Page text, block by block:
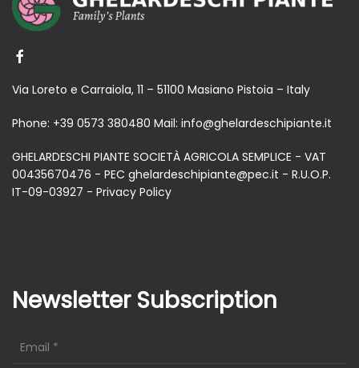
Via Loreto e Carraiola, 11 – 51100 Masiano Pistoia – Italy
Phone: +39 0573 380480 Mail: info@ghelardeschipiante.it
GHELARDESCHI PIANTE SOCIETÀ AGRICOLA SEMPLICE - VAT
00435670476 - PEC ghelardeschipiante@pec.it - R.U.O.P.
IT-09-03927 - Privacy Policy
Newsletter Subscription